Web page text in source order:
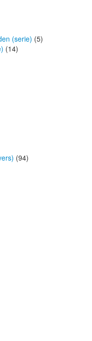
(serie) (5)
(14)
(94)